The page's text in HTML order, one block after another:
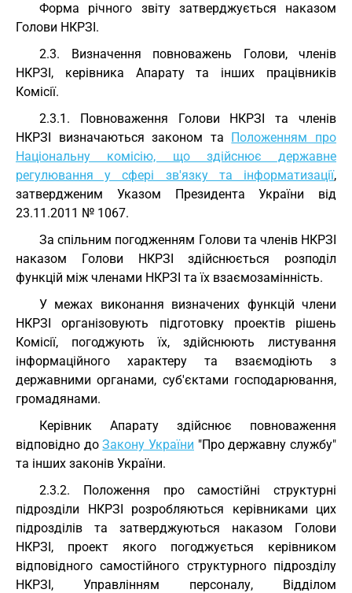
Форма річного звіту затверджується наказом
Голови НКРЗІ.
2.3. Визначення повноважень Голови, членів
НКРЗІ, керівника Апарату та інших працівників
Комісії.
2.3.1. Повноваження Голови НКРЗІ та членів
НКРЗІ визначаються законом та Положенням про
Національну комісію, що здійснює державне
регулювання у сфері зв'язку та інформатизації,
затвердженим Указом Президента України від
23.11.2011 № 1067.
За спільним погодженням Голови та членів НКРЗІ
наказом Голови НКРЗІ здійснюється розподіл
функцій між членами НКРЗІ та їх взаємозамінність.
У межах виконання визначених функцій члени
НКРЗІ організовують підготовку проектів рішень
Комісії, погоджують їх, здійснюють листування
інформаційного характеру та взаємодіють з
державними органами, суб'єктами господарювання,
громадянами.
Керівник Апарату здійснює повноваження
відповідно доЗакону України "Про державну службу"
та інших законів України.
2.3.2. Положення про самостійні структурні
підрозділи НКРЗІ розробляються керівниками цих
підрозділів та затверджуються наказом Голови
НКРЗІ, проект якого погоджується керівником
відповідного самостійного структурного підрозділу
НКРЗІ, Управлінням персоналу, Відділом